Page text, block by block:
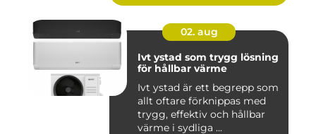
02. aug
Ivt ystad som trygg lösning
för hållbar värme
Ivt ystad är ett begrepp som
allt oftare förknippas med
trygg, effektiv och hållbar
värme i sydliga ...